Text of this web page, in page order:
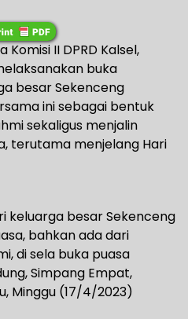
Komisi II DPRD Kalsel,
buka
besar Sekenceng
ini sebagai bentuk
sekaligus menjalin
terutama menjelang Hari
keluarga besar Sekenceng
bahkan ada dari
di sela buka puasa
Simpang Empat,
Minggu (17/4/2023)